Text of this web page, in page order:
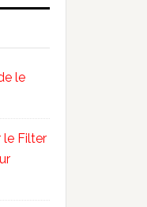
le
Filter